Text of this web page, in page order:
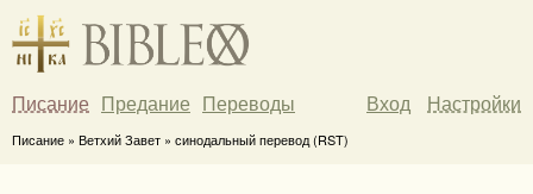
Писание Предание Переводы Вход Настройки
Писание » Ветхий Завет » синодальный перевод (RST)